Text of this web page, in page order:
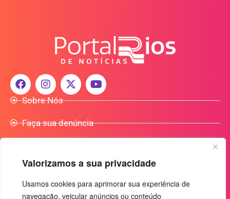
Valorizamos a sua privacidade
Usamos cookies para aprimorar sua experiência de
navegação, veicular anúncios ou conteúdo
Sobre Nós
Faça sua denúncia
Anuncie Conosco